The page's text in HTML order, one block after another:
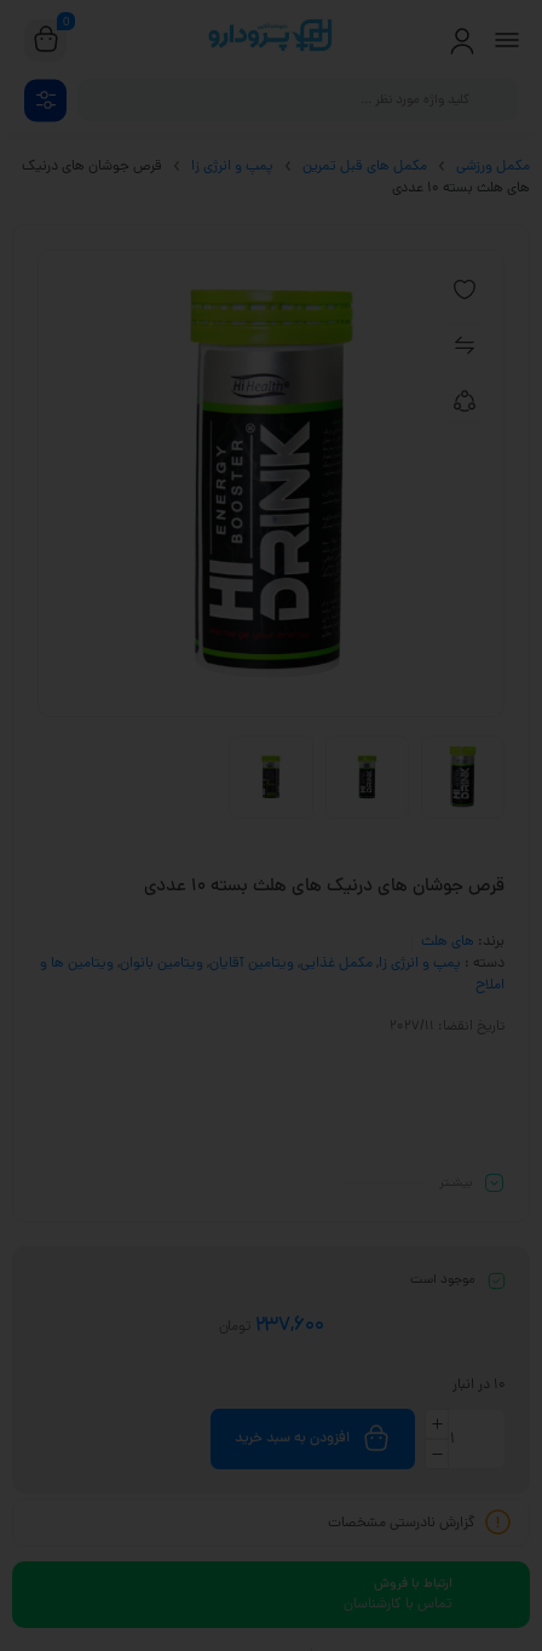
0
مکمل ورزشی مکمل های قبل تمرین پمپ و انرژی زا
قرص جوشان های درنیک
های هلث بسته 10 عددی
قرص جوشان های درنیک های هلث بسته 10 عددی
برند: های هلث
دسته : پمپ و انرژی زا مکمل غذایی ویتامین آقایان ویتامین بانوان ویتامین ها و
املاح
تاریخ انقضا: 2027/11
موجود است
237,600 تومان
10 در انبار
افزودن به سبد خرید
گزارش نادرستی مشخصات
ارتباط با فروش
تماس با کارشناسان